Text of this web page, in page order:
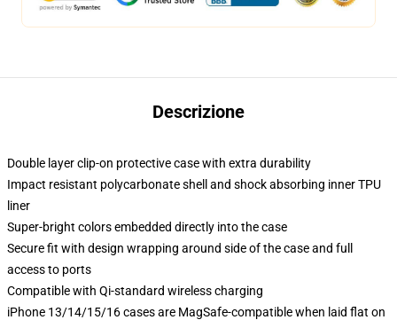
Descrizione
Double layer clip-on protective case with extra durability
Impact resistant polycarbonate shell and shock absorbing inner TPU
liner
Super-bright colors embedded directly into the case
Secure fit with design wrapping around side of the case and full
access to ports
Compatible with Qi-standard wireless charging
iPhone 13/14/15/16 cases are MagSafe-compatible when laid flat on